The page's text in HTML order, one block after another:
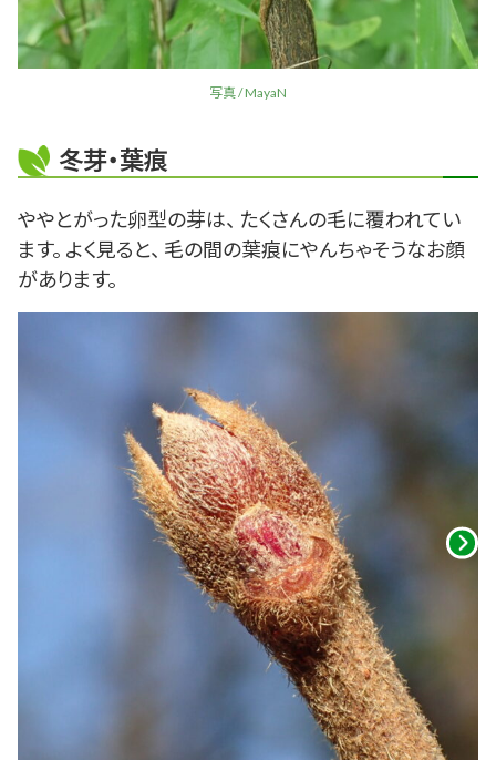
写真 / MayaN
冬芽・葉痕
ややとがった卵型の芽は、 たくさんの毛に覆われてい
ます。 よく見ると、 毛の間の葉痕にやんちゃそうなお顔
があります。